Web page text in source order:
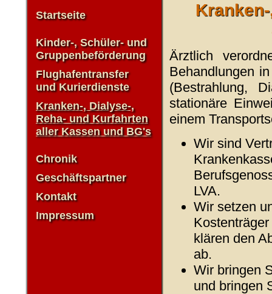
Startseite
Kinder-, Schüler- und
Gruppenbeförderung
Flughafentransfer
und Kurierdienste
Kranken-, Dialyse-,
Reha- und Kurfahrten
aller Kassen und BG's
Chronik
Geschäftspartner
Kontakt
Impressum
Ärztlich
Behandlungen
(Bestrahlung,
stationäre
einem
Wir sind
LVA.
Wir setzen
klären den
ab.
Wir bringen
und bringen